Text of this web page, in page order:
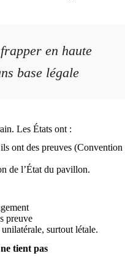
en haute
base légale
Les États ont :
ont des preuves (Convention
de l’État du pavillon.
preuve
surtout létale.
tient pas